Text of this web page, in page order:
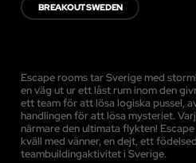
BREAKOUT SWEDEN
Escape rooms tar Sverige med
en väg ut ur ett låst rum inom den
ett team för att lösa logiska pussel,
handlingen för att lösa mysteriet.
närmare den ultimata flykten!
kväll med vänner, en dejt, ett
teambuildingaktivitet i Sverige.